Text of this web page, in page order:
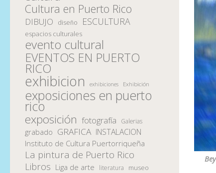
Cultura en Puerto Rico
DIBUJO diseño ESCULTURA
espacios culturales
evento cultural
EVENTOS EN PUERTO
RICO
exhibicion exhibiciones Exhibición
exposiciones en puerto
rico
exposición fotografía Galerias
grabado GRAFICA INSTALACION
Instituto de Cultura Puertorriqueña
La pintura de Puerto Rico
Libros Liga de arte literatura museo